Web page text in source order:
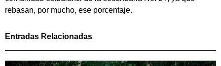
rebasan, por mucho, ese porcentaje.
Entradas Relacionadas